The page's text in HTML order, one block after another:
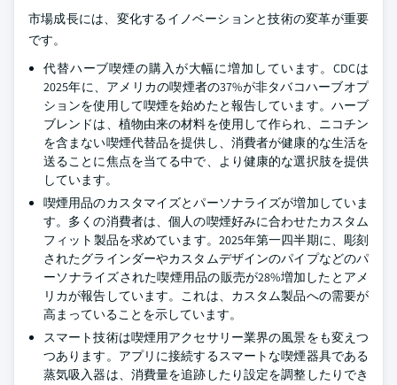
市場成長には、変化するイノベーションと技術の変革が重要
です。
代替ハーブ喫煙の購入が大幅に増加しています。CDCは
2025年に、アメリカの喫煙者の37%が非タバコハーブオプ
ションを使用して喫煙を始めたと報告しています。ハーブ
ブレンドは、植物由来の材料を使用して作られ、ニコチン
を含まない喫煙代替品を提供し、消費者が健康的な生活を
送ることに焦点を当てる中で、より健康的な選択肢を提供
しています。
喫煙用品のカスタマイズとパーソナライズが増加していま
す。多くの消費者は、個人の喫煙好みに合わせたカスタム
フィット製品を求めています。2025年第一四半期に、彫刻
されたグラインダーやカスタムデザインのパイプなどのパ
ーソナライズされた喫煙用品の販売が28%増加したとアメ
リカが報告しています。これは、カスタム製品への需要が
高まっていることを示しています。
スマート技術は喫煙用アクセサリー業界の風景をも変えつ
つあります。アプリに接続するスマートな喫煙器具である
蒸気吸入器は、消費量を追跡したり設定を調整したりでき